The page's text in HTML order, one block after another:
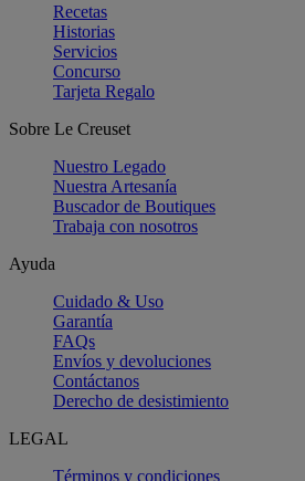
Recetas
Historias
Servicios
Concurso
Tarjeta Regalo
Sobre Le Creuset
Nuestro Legado
Nuestra Artesanía
Buscador de Boutiques
Trabaja con nosotros
Ayuda
Cuidado & Uso
Garantía
FAQs
Envíos y devoluciones
Contáctanos
Derecho de desistimiento
LEGAL
Términos y condiciones